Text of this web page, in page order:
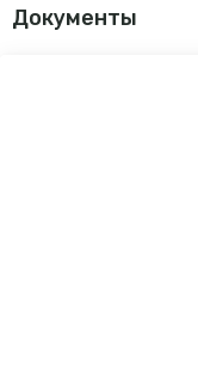
Документы